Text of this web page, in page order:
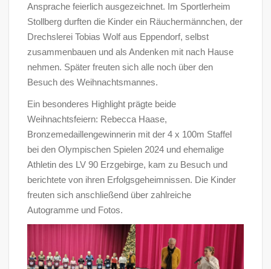
Ansprache feierlich ausgezeichnet. Im Sportlerheim
Stollberg durften die Kinder ein Räuchermännchen, der
Drechslerei Tobias Wolf aus Eppendorf, selbst
zusammenbauen und als Andenken mit nach Hause
nehmen. Später freuten sich alle noch über den
Besuch des Weihnachtsmannes.
Ein besonderes Highlight prägte beide
Weihnachtsfeiern: Rebecca Haase,
Bronzemedaillengewinnerin mit der 4 x 100m Staffel
bei den Olympischen Spielen 2024 und ehemalige
Athletin des LV 90 Erzgebirge, kam zu Besuch und
berichtete von ihren Erfolgsgeheimnissen. Die Kinder
freuten sich anschließend über zahlreiche
Autogramme und Fotos.